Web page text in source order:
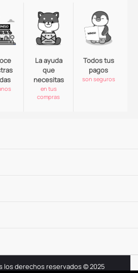
La ayuda
que
necesitas
en tus
compras
Todos tus
pagos
son seguros
los derechos reservados © 2025